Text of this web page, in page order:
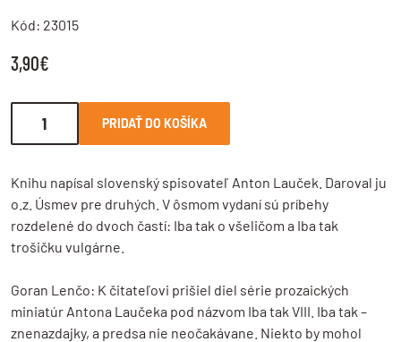
Kód: 23015
3,90€
PRIDAŤ DO KOŠÍKA
Knihu napísal slovenský spisovateľ Anton Lauček. Daroval ju
o.z. Úsmev pre druhých. V ôsmom vydaní sú príbehy
rozdelené do dvoch častí: Iba tak o všeličom a Iba tak
trošičku vulgárne.
Goran Lenčo: K čitateľovi prišiel diel série prozaických
miniatúr Antona Laučeka pod názvom Iba tak VIII. Iba tak –
znenazdajky, a predsa nie neočakávane. Niekto by mohol